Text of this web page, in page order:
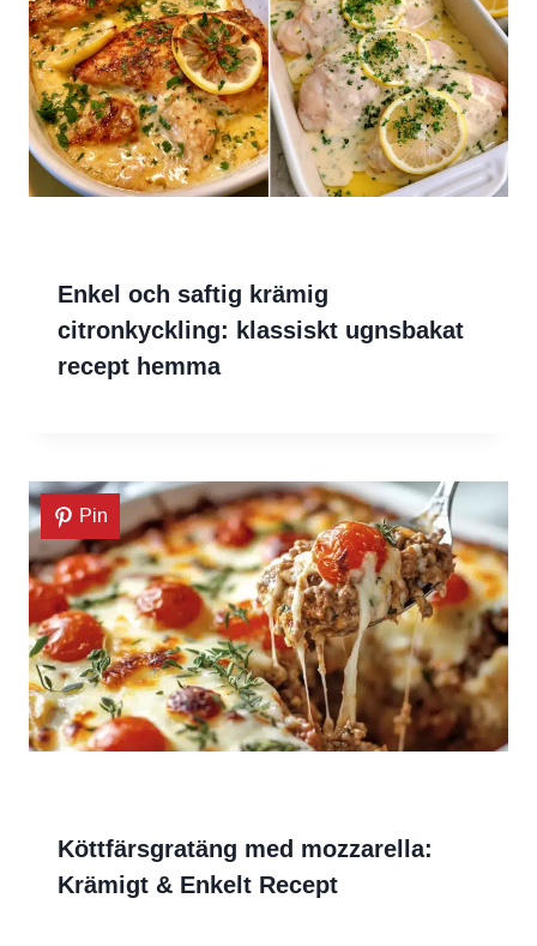
Enkel och saftig krämig
citronkyckling: klassiskt ugnsbakat
recept hemma
Pin
Köttfärsgratäng med mozzarella:
Krämigt & Enkelt Recept